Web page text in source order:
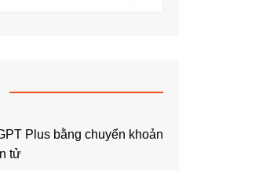
Plus bằng chuyển khoản
tử